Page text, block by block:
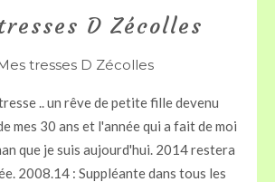
D Zécolles
.. un rêve de petite fille devenu
mes 30 ans et l'année qui a fait de moi
que je suis aujourd'hui. 2014 restera
2008.14 : Suppléante dans tous les